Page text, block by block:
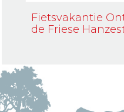
Fietsvakantie
de Friese